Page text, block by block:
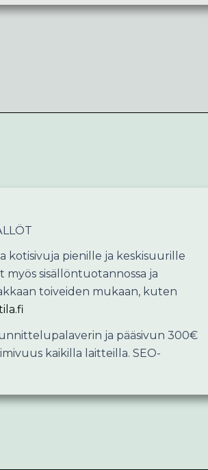
kotisivuja pienille ja keskisuurille
sisällöntuotannossa ja
toiveiden mukaan, kuten
ja pääsivun 300€
kaikilla laitteilla. SEO-